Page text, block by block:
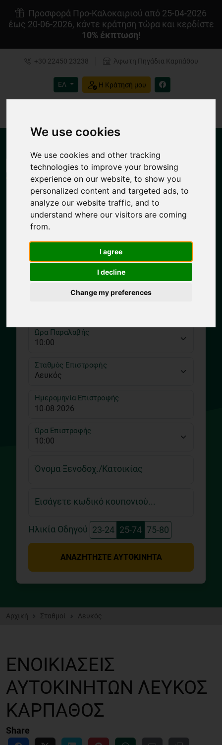
Προσφορά Προ-Καλοκαιριού από 25-04-2026
έως 20-06-2026, κάντε κράτηση τώρα και κερδίστε
10% έκπτωση!
+30 22450 23238 Άφωτη Πηγάδια Καρπάθου
ΕΛ Η Κράτησή μου
MENU
Ώρα Παραλαβής
Σταθμός Επιστροφής
Ημερομηνία Επιστροφής
Ώρα Επιστροφής
Όνομα Ξενοδοχ./Κατοικίας
Εισάγετε κωδικό κουπονιού...
Ηλικία Οδηγού 23-24 25-74 75-80
ΑΝΑΖΗΤΉΣΤΕ ΑΥΤΟΚΊΝΗΤΑ
Αρχική Σταθμοί Λευκός
ΕΝΟΙΚΙΆΣΕΙΣ
ΑΥΤΟΚΙΝΉΤΩΝ ΛΕΥΚΌΣ
ΚΆΡΠΑΘΟΣ
Share
We use cookies
We use cookies and other tracking
technologies to improve your browsing
experience on our website, to show you
personalized content and targeted ads, to
analyze our website traffic, and to
understand where our visitors are coming
from.
I agree
I decline
Change my preferences